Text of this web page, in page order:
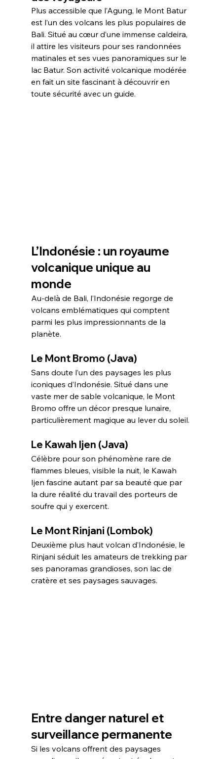
Plus accessible que l’Agung, le Mont Batur
est l’un des volcans les plus populaires de
Bali. Situé au cœur d’une immense caldeira,
il attire les visiteurs pour ses randonnées
matinales et ses vues panoramiques sur le
lac Batur. Son activité volcanique modérée
en fait un site fascinant à découvrir en
toute sécurité avec un guide.
L’Indonésie : un royaume
volcanique unique au
monde
Au-delà de Bali, l’Indonésie regorge de
volcans emblématiques qui comptent
parmi les plus impressionnants de la
planète.
Le Mont Bromo (Java)
Sans doute l’un des paysages les plus
iconiques d’Indonésie. Situé dans une
vaste mer de sable volcanique, le Mont
Bromo offre un décor presque lunaire,
particulièrement magique au lever du soleil.
Le Kawah Ijen (Java)
Célèbre pour son phénomène rare de
flammes bleues, visible la nuit, le Kawah
Ijen fascine autant par sa beauté que par
la dure réalité du travail des porteurs de
soufre qui y exercent.
Le Mont Rinjani (Lombok)
Deuxième plus haut volcan d’Indonésie, le
Rinjani séduit les amateurs de trekking par
ses panoramas grandioses, son lac de
cratère et ses paysages sauvages.
Entre danger naturel et
surveillance permanente
Si les volcans offrent des paysages